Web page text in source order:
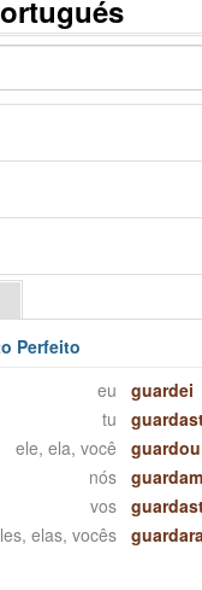
Perfeito
eu
guardei
tu
ele, ela, você
guardou
nós
vos
elas, vocês